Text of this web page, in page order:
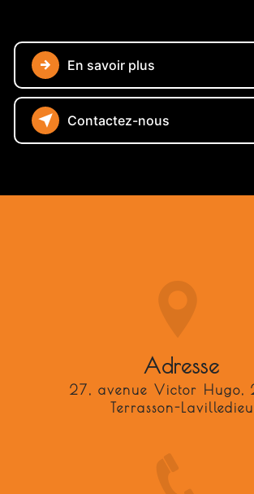
En savoir plus
Contactez-nous
Adresse
27, avenue Victor Hugo, 24120
Terrasson-Lavilledieu